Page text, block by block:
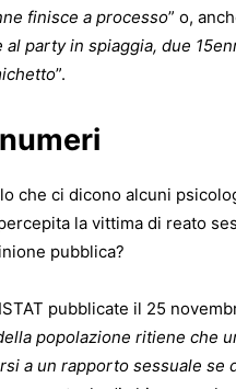
finisce a processo” o,
al party in spiaggia, due
”.
che ci dicono alcuni
la vittima di reato
pubblica?
pubblicate il 25
popolazione ritiene che
a un rapporto sessuale se